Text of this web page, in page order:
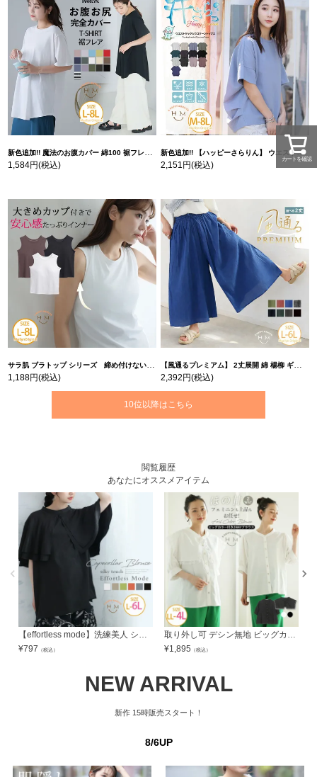
新色追加!! 魔法のお腹カバー 綿100 裾フレア Tシャツ | 大きいサイズの通販ならハッピーマリリン
1,584円(税込)
新色追加!! 【ハッピーさらりん】 ウエストタック入り スッキリ魅せ コクーントップス | 大きいサイズの通販ならハッピーマリリン
2,151円(税込)
サラ肌 ブラトップ シリーズ 締め付けない リブ タンクトップ | 大きいサイズの通販ならハッピーマリリン
1,188円(税込)
【風通るプレミアム】 2丈展開 綿 楊柳 ギャザー フレア スカンツ 【ウェストゴム】 | 大きいサイズの通販ならハッピーマリリン
2,392円(税込)
10位以降はこちら
閲覧履歴
あなたにオススメアイテム
【effortless mode】洗練美人 シルキージョーゼット オーバーケープ ブラウス | 大きいサイズの通販ならハッピーマリリン
¥797 （税込）
取り外し可 デシン無地 ビッグカラー付き 2WAYブラウス | 大きいサイズの通販ならハッピーマリリン
¥1,895 （税込）
NEW ARRIVAL
新作 15時販売スタート！
8/6UP
カートを確認